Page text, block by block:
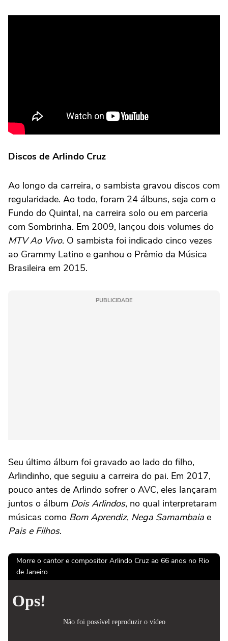
Discos de Arlindo Cruz
Ao longo da carreira, o sambista gravou discos com
regularidade. Ao todo, foram 24 álbuns, seja com o
Fundo do Quintal, na carreira solo ou em parceria
com Sombrinha. Em 2009, lançou dois volumes do
MTV Ao Vivo. O sambista foi indicado cinco vezes
ao Grammy Latino e ganhou o Prêmio da Música
Brasileira em 2015.
PUBLICIDADE
Seu último álbum foi gravado ao lado do filho,
Arlindinho, que seguiu a carreira do pai. Em 2017,
pouco antes de Arlindo sofrer o AVC, eles lançaram
juntos o álbum Dois Arlindos, no qual interpretaram
músicas como Bom Aprendiz, Nega Samambaia e
Pais e Filhos.
Morre o cantor e compositor Arlindo Cruz ao 66 anos no Rio
de Janeiro